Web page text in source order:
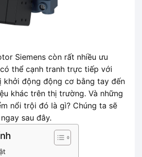
Siemens còn rất nhiều ưu
thể cạnh tranh trực tiếp với
khởi động động cơ bằng tay đến
khác trên thị trường. Và những
nổi trội đó là gì? Chúng ta sẽ
sau đây.